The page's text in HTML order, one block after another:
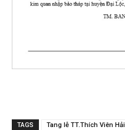
TAGS Tang lễ TT.Thích Viên Hải